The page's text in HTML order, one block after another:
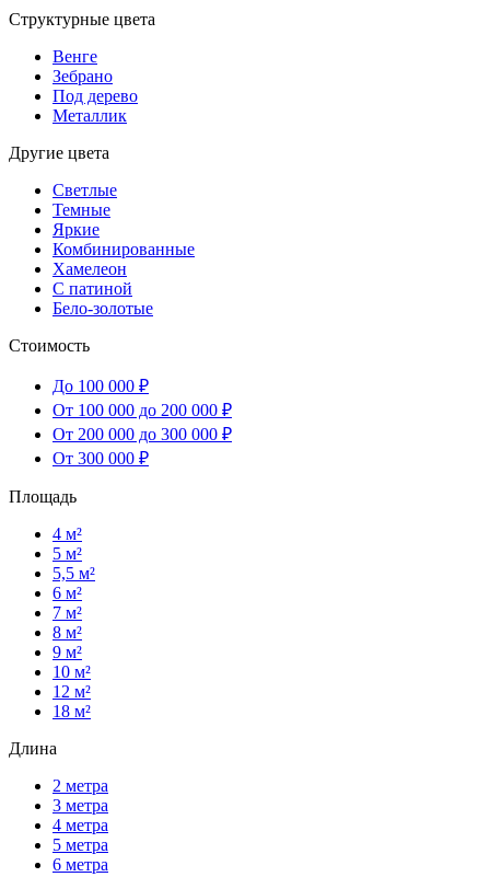
Структурные цвета
Венге
Зебрано
Под дерево
Металлик
Другие цвета
Светлые
Темные
Яркие
Комбинированные
Хамелеон
С патиной
Бело-золотые
Стоимость
До 100 000 ₽
От 100 000 до 200 000 ₽
От 200 000 до 300 000 ₽
От 300 000 ₽
Площадь
4 м²
5 м²
5,5 м²
6 м²
7 м²
8 м²
9 м²
10 м²
12 м²
18 м²
Длина
2 метра
3 метра
4 метра
5 метра
6 метра